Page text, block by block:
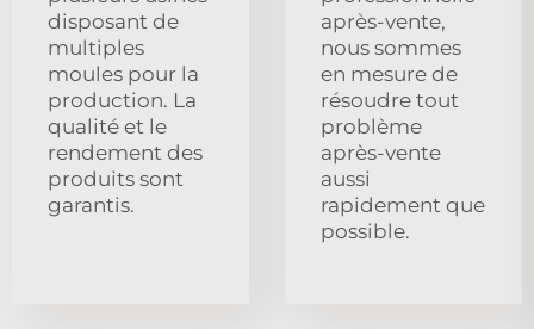
disposant de
multiples
moules pour la
production. La
qualité et le
rendement des
produits sont
garantis.
après-vente,
nous sommes
en mesure de
résoudre tout
problème
après-vente
aussi
rapidement que
possible.